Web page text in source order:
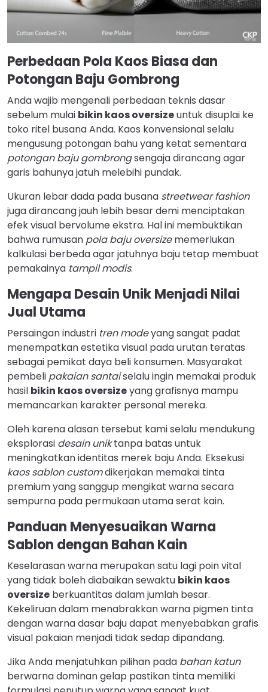
Perbedaan Pola Kaos Biasa dan
Potongan Baju Gombrong
Anda wajib mengenali perbedaan teknis dasar
sebelum mulai bikin kaos oversizeuntuk disuplai ke
toko ritel busana Anda. Kaos konvensional selalu
mengusung potongan bahu yang ketat sementara
potongan baju gombrongsengaja dirancang agar
garis bahunya jatuh melebihi pundak.
Ukuran lebar dada pada busana streetwear fashion
juga dirancang jauh lebih besar demi menciptakan
efek visual bervolume ekstra. Hal ini membuktikan
bahwa rumusan pola baju oversizememerlukan
kalkulasi berbeda agar jatuhnya baju tetap membuat
pemakainya tampil modis.
Mengapa Desain Unik Menjadi Nilai
Jual Utama
Persaingan industri tren modeyang sangat padat
menempatkan estetika visual pada urutan teratas
sebagai pemikat daya beli konsumen. Masyarakat
pembeli pakaian santaiselalu ingin memakai produk
hasil bikin kaos oversizeyang grafisnya mampu
memancarkan karakter personal mereka.
Oleh karena alasan tersebut kami selalu mendukung
eksplorasi desain uniktanpa batas untuk
meningkatkan identitas merek baju Anda. Eksekusi
kaos sablon customdikerjakan memakai tinta
premium yang sanggup mengikat warna secara
sempurna pada permukaan utama serat kain.
Panduan Menyesuaikan Warna
Sablon dengan Bahan Kain
Keselarasan warna merupakan satu lagi poin vital
yang tidak boleh diabaikan sewaktu bikin kaos
oversize berkuantitas dalam jumlah besar.
Kekeliruan dalam menabrakkan warna pigmen tinta
dengan warna dasar baju dapat menyebabkan grafis
visual pakaian menjadi tidak sedap dipandang.
Jika Anda menjatuhkan pilihan pada bahan katun
berwarna dominan gelap pastikan tinta memiliki